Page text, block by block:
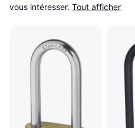
vous intéresser. Tout afficher